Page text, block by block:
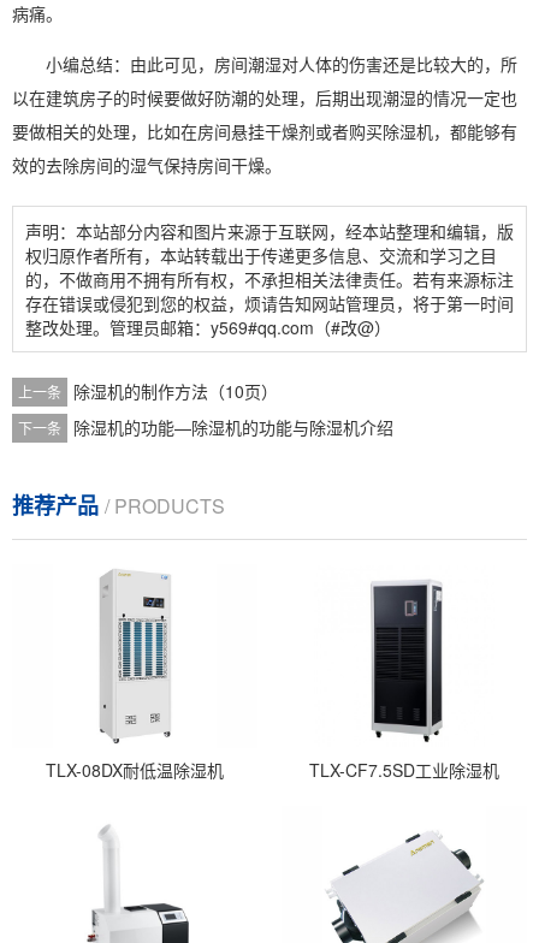
病痛。
小编总结：由此可见，房间潮湿对人体的伤害还是比较大的，所
以在建筑房子的时候要做好防潮的处理，后期出现潮湿的情况一定也
要做相关的处理，比如在房间悬挂干燥剂或者购买除湿机，都能够有
效的去除房间的湿气保持房间干燥。
声明：本站部分内容和图片来源于互联网，经本站整理和编辑，版
权归原作者所有，本站转载出于传递更多信息、交流和学习之目
的，不做商用不拥有所有权，不承担相关法律责任。若有来源标注
存在错误或侵犯到您的权益，烦请告知网站管理员，将于第一时间
整改处理。管理员邮箱：y569#qq.com（#改@）
上一条 除湿机的制作方法（10页）
下一条 除湿机的功能—除湿机的功能与除湿机介绍
推荐产品 / PRODUCTS
TLX-08DX耐低温除湿机 TLX-CF7.5SD工业除湿机